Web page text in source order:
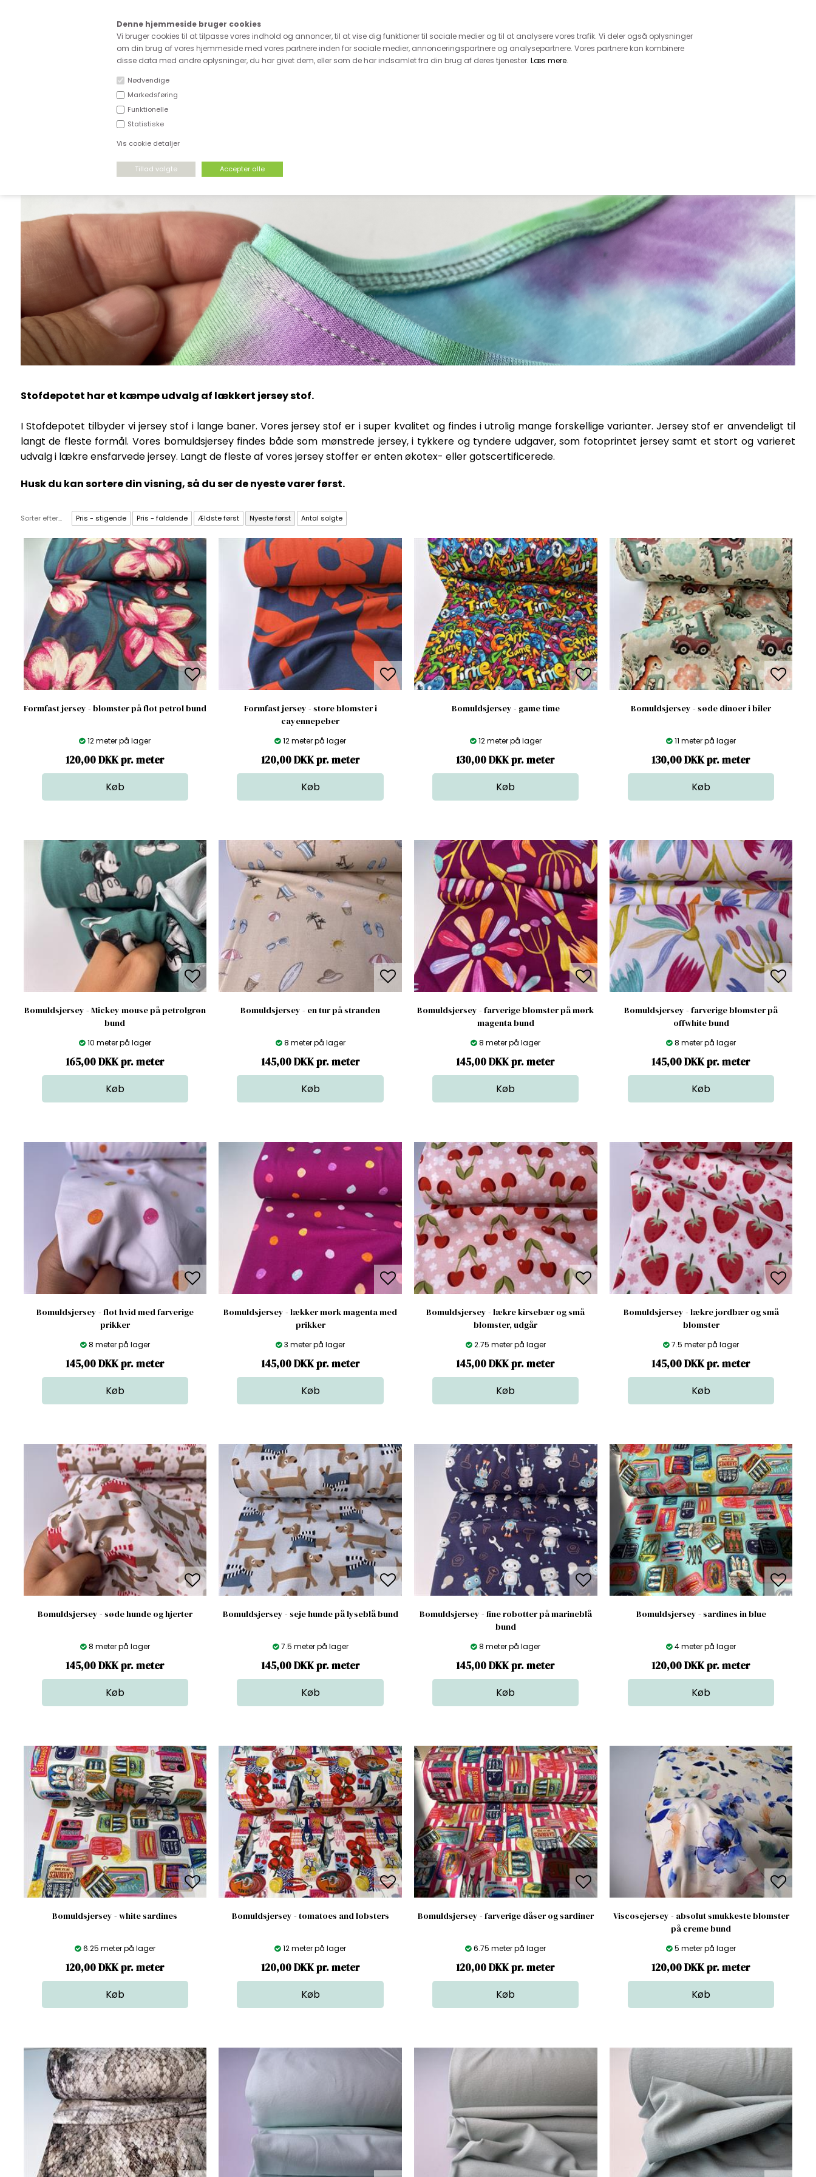
Denne hjemmeside bruger cookies
Vi bruger cookies til at tilpasse vores indhold og annoncer, til at vise dig funktioner til sociale medier og til at analysere vores trafik. Vi deler også oplysninger
om din brug af vores hjemmeside med vores partnere inden for sociale medier, annonceringspartnere og analysepartnere. Vores partnere kan kombinere
disse data med andre oplysninger, du har givet dem, eller som de har indsamlet fra din brug af deres tjenester. Læs mere.
Nødvendige
Markedsføring
Funktionelle
Statistiske
Vis cookie detaljer
Fri fragt ved køb for over 600.-
DEADSTOCK
Stofdepotet har et kæmpe udvalg af lækkert jersey stof.
I Stofdepotet tilbyder vi jersey stof i lange baner. Vores jersey stof er i super kvalitet og findes i utrolig mange forskellige varianter. Jersey stof er anvendeligt til
langt de fleste formål. Vores bomuldsjersey findes både som mønstrede jersey, i tykkere og tyndere udgaver, som fotoprintet jersey samt et stort og varieret
udvalg i lækre ensfarvede jersey. Langt de fleste af vores jersey stoffer er enten økotex- eller gotscertificerede.
Husk du kan sortere din visning, så du ser de nyeste varer først.
Sorter efter... Pris - stigende Pris - faldende Ældste først Nyeste først Antal solgte
Formfast jersey - blomster på flot petrol bund
12 meter på lager
120,00 DKK pr. meter
Formfast jersey - store blomster i
cayennepeber
12 meter på lager
120,00 DKK pr. meter
Bomuldsjersey - game time
12 meter på lager
130,00 DKK pr. meter
Bomuldsjersey - søde dinoer i biler
11 meter på lager
130,00 DKK pr. meter
Bomuldsjersey - Mickey mouse på petrolgrøn
bund
10 meter på lager
165,00 DKK pr. meter
Bomuldsjersey - en tur på stranden
8 meter på lager
145,00 DKK pr. meter
Bomuldsjersey - farverige blomster på mørk
magenta bund
8 meter på lager
145,00 DKK pr. meter
Bomuldsjersey - farverige blomster på
offwhite bund
8 meter på lager
145,00 DKK pr. meter
Bomuldsjersey - flot hvid med farverige
prikker
8 meter på lager
145,00 DKK pr. meter
Bomuldsjersey - lækker mørk magenta med
prikker
3 meter på lager
145,00 DKK pr. meter
Bomuldsjersey - lækre kirsebær og små
blomster, udgår
2.75 meter på lager
145,00 DKK pr. meter
Bomuldsjersey - lækre jordbær og små
blomster
7.5 meter på lager
145,00 DKK pr. meter
Bomuldsjersey - søde hunde og hjerter
8 meter på lager
145,00 DKK pr. meter
Bomuldsjersey - seje hunde på lyseblå bund
7.5 meter på lager
145,00 DKK pr. meter
Bomuldsjersey - fine robotter på marineblå
bund
8 meter på lager
145,00 DKK pr. meter
Bomuldsjersey - sardines in blue
4 meter på lager
120,00 DKK pr. meter
Bomuldsjersey - white sardines
6.25 meter på lager
120,00 DKK pr. meter
Bomuldsjersey - tomatoes and lobsters
12 meter på lager
120,00 DKK pr. meter
Bomuldsjersey - farverige dåser og sardiner
6.75 meter på lager
120,00 DKK pr. meter
Viscosejersey - absolut smukkeste blomster
på creme bund
5 meter på lager
120,00 DKK pr. meter